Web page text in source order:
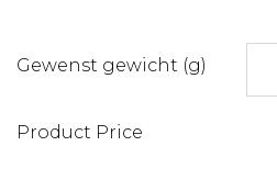
Gewenst gewicht (g)
Product Price